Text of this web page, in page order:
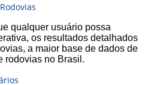
qualquer usuário possa
os resultados detalhados
a maior base de dados de
rodovias no Brasil.